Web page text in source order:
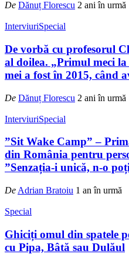
De Dănuț Florescu 2 ani în urmă
InterviuriSpecial
De vorbă cu profesorul
al doilea. „Primul meci
mei a fost în 2015, când
De Dănuț Florescu 2 ani în urmă
InterviuriSpecial
”Sit Wake Camp” –
din România pentru
”Senzația-i unică, n-o
De Adrian Bratoiu 1 an în urmă
Special
Ghiciți omul din spatele
cu Pipa, Bâtă sau Dulăul